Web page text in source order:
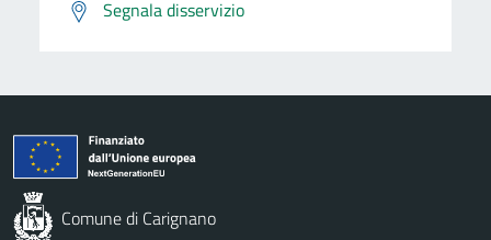
Segnala disservizio
Comune di Carignano